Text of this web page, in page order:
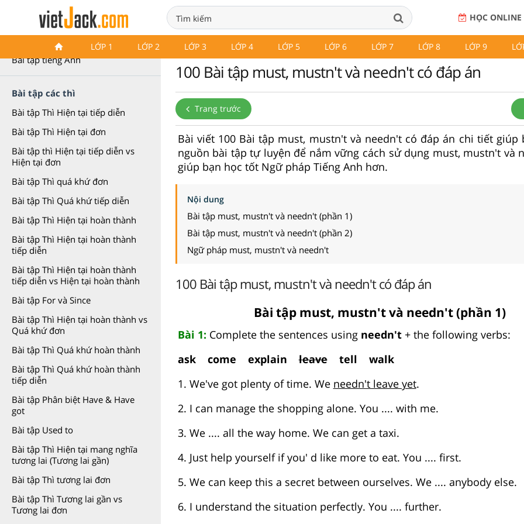
HỌC ONLINE
LỚP 1 LỚP 2 LỚP 3 LỚP 4 LỚP 5 LỚP 6 LỚP 7 LỚP 8 LỚP 9
Bài tập Ngữ pháp tiếng Anh
Bài tập tiếng Anh
Bài tập các thì
Bài tập Thì Hiện tại tiếp diễn
Bài tập Thì Hiện tại đơn
Bài tập thì Hiện tại tiếp diễn vs
Hiện tại đơn
Bài tập Thì quá khứ đơn
Bài tập Thì Quá khứ tiếp diễn
Bài tập Thì Hiện tại hoàn thành
Bài tập Thì Hiện tại hoàn thành
tiếp diễn
Bài tập Thì Hiện tại hoàn thành
tiếp diễn vs Hiện tại hoàn thành
Bài tập For và Since
Bài tập Thì Hiện tại hoàn thành vs
Quá khứ đơn
Bài tập Thì Quá khứ hoàn thành
Bài tập Thì Quá khứ hoàn thành
tiếp diễn
Bài tập Phân biệt Have & Have
got
Bài tập Used to
Bài tập Thì Hiện tại mang nghĩa
tương lai (Tương lai gần)
Bài tập Thì tương lai đơn
Bài tập Thì Tương lai gần vs
Tương lai đơn
100 Bài tập must, mustn't và needn't có đáp án
Trang trước
Bài viết 100 Bài tập must, mustn't và needn't có đáp án chi tiết giúp
nguồn bài tập tự luyện để nắm vững cách sử dụng must, mustn't và
giúp bạn học tốt Ngữ pháp Tiếng Anh hơn.
Nội dung
Bài tập must, mustn't và needn't (phần 1)
Bài tập must, mustn't và needn't (phần 2)
Ngữ pháp must, mustn't và needn't
100 Bài tập must, mustn't và needn't có đáp án
Bài tập must, mustn't và needn't (phần 1)
Bài 1: Complete the sentences using needn't+ the following verbs:
ask come explainleavetell walk
1. We've got plenty of time. We needn't leave yet.
2. I can manage the shopping alone. You .... with me.
3. We .... all the way home. We can get a taxi.
4. Just help yourself if you' d like more to eat. You .... first.
5. We can keep this a secret between ourselves. We .... anybody else.
6. I understand the situation perfectly. You .... further.